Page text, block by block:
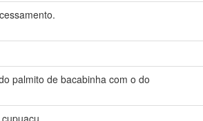
palmito de bacabinha com o do